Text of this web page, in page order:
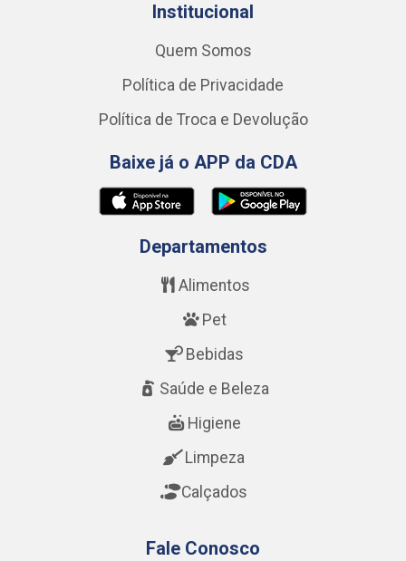
Institucional
Quem Somos
Política de Privacidade
Política de Troca e Devolução
Baixe já o APP da CDA
Departamentos
Alimentos
Pet
Bebidas
Saúde e Beleza
Higiene
Limpeza
Calçados
Fale Conosco